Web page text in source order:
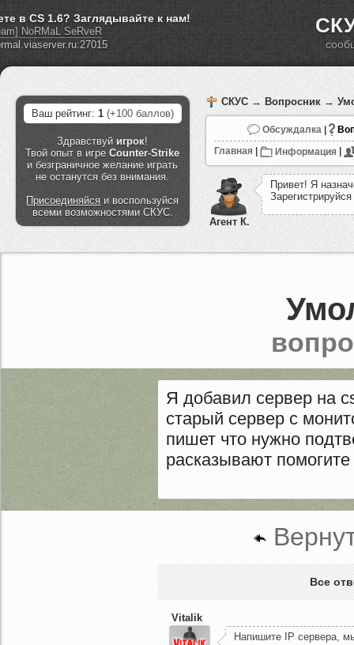
в CS 1.6? Заглядывайте к нам!
NoRMaL SeRveR
Ваш рейтинг: 1 (+100 баллов)
Здравствуй игрок!
Твой опыт в игреCounter-Strike
и безграничное желание играть
не останутся без внимания.
Присоединяйся и воспользуйся
всеми возможностями СКУС.
СКУС →Вопросник →
Обсуждалка
Главная
Информация
Агент К.
Привет! Я назнач
Зарегистрируйся
Я добавил сервер на
старый сервер с
пишет что нужно
расказывают
Все
Vitalik
Напишите IP сервера,